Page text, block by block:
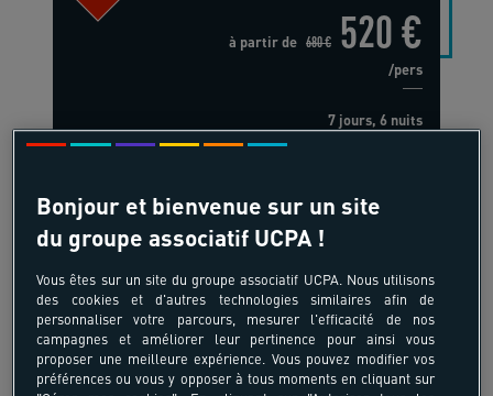
à partir de 680 € 520 €
/pers
7 jours, 6 nuits
18-25 ans
Bonjour et bienvenue sur un site
du groupe associatif UCPA !
Vous êtes sur un site du groupe associatif UCPA. Nous utilisons
des cookies et d'autres technologies similaires afin de
personnaliser votre parcours, mesurer l'efficacité de nos
campagnes et améliorer leur pertinence pour ainsi vous
proposer une meilleure expérience. Vous pouvez modifier vos
préférences ou vous y opposer à tous moments en cliquant sur